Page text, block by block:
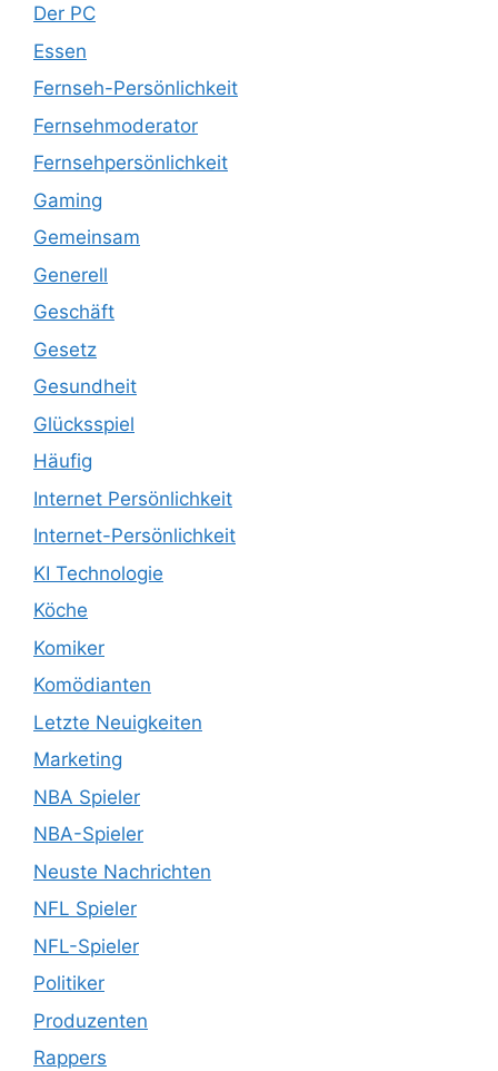
Der PC
Essen
Fernseh-Persönlichkeit
Fernsehmoderator
Fernsehpersönlichkeit
Gaming
Gemeinsam
Generell
Geschäft
Gesetz
Gesundheit
Glücksspiel
Häufig
Internet Persönlichkeit
Internet-Persönlichkeit
KI Technologie
Köche
Komiker
Komödianten
Letzte Neuigkeiten
Marketing
NBA Spieler
NBA-Spieler
Neuste Nachrichten
NFL Spieler
NFL-Spieler
Politiker
Produzenten
Rappers